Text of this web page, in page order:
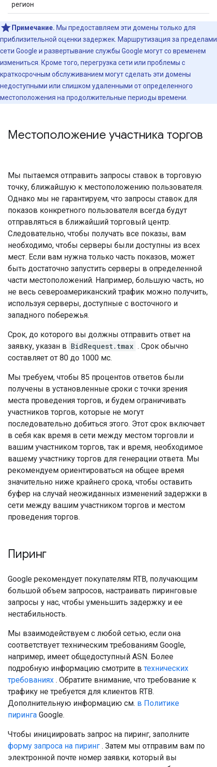
регион
Примечание. Мы предоставляем эти домены только для
приблизительной оценки задержек. Маршрутизация за пределами
сети Google и развертывание службы Google могут со временем
измениться. Кроме того, перегрузка сети или проблемы с
краткосрочным обслуживанием могут сделать эти домены
недоступными или слишком удаленными от определенного
местоположения на продолжительные периоды времени.
Местоположение участника торгов
Мы пытаемся отправить запросы ставок в торговую
точку, ближайшую к местоположению пользователя.
Однако мы не гарантируем, что запросы ставок для
показов конкретного пользователя всегда будут
отправляться в ближайший торговый центр.
Следовательно, чтобы получать все показы, вам
необходимо, чтобы серверы были доступны из всех
мест. Если вам нужна только часть показов, может
быть достаточно запустить серверы в определенной
части местоположений. Например, большую часть, но
не весь североамериканский трафик можно получить,
используя серверы, доступные с восточного и
западного побережья.
Срок, до которого вы должны отправить ответ на
заявку, указан в BidRequest.tmax . Срок обычно
составляет от 80 до 1000 мс.
Мы требуем, чтобы 85 процентов ответов были
получены в установленные сроки с точки зрения
места проведения торгов, и будем ограничивать
участников торгов, которые не могут
последовательно добиться этого. Этот срок включает
в себя как время в сети между местом торговли и
вашим участником торгов, так и время, необходимое
вашему участнику торгов для генерации ответа. Мы
рекомендуем ориентироваться на общее время
значительно ниже крайнего срока, чтобы оставить
буфер на случай неожиданных изменений задержки в
сети между вашим участником торгов и местом
проведения торгов.
Пиринг
Google рекомендует покупателям RTB, получающим
большой объем запросов, настраивать пиринговые
запросы у нас, чтобы уменьшить задержку и ее
нестабильность.
Мы взаимодействуем с любой сетью, если она
соответствует техническим требованиям Google,
например, имеет общедоступный ASN. Более
подробную информацию смотрите в технических
требованиях . Обратите внимание, что требование к
трафику не требуется для клиентов RTB.
Дополнительную информацию см. в Политике
пиринга Google.
Чтобы инициировать запрос на пиринг, заполните
форму запроса на пиринг . Затем мы отправим вам по
электронной почте номер заявки, который вы